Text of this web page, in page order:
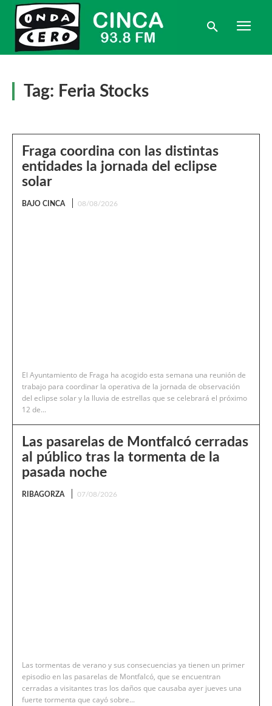
Tag: Feria Stocks
Fraga coordina con las distintas
entidades la jornada del eclipse
solar
BAJO CINCA 08/08/2026
El Ayuntamiento de Fraga ha acogido esta semana una reunión de
trabajo para coordinar la operativa de la jornada de observación
del eclipse solar y la lluvia de estrellas que se celebrará el próximo
12 de...
Las pasarelas de Montfalcó cerradas
al público tras la tormenta de la
pasada noche
RIBAGORZA 07/08/2026
Las tormentas de verano y sus consecuencias ya tienen un primer
episodio en las pasarelas de Montfalcó, que se encuentran
cerradas a visitantes tras los daños que causaba ayer jueves una
fuerte tormenta que cayó sobre...